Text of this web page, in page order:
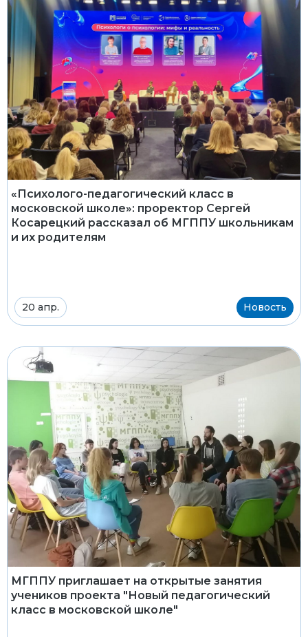
«Психолого-педагогический класс в
московской школе»: проректор Сергей
Косарецкий рассказал об МГППУ школьникам
и их родителям
20 апр. Новость
МГППУ приглашает на открытые занятия
учеников проекта "Новый педагогический
класс в московской школе"